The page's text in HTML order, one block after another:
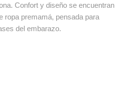
Confort y diseño se encuentran
ropa premamá, pensada para
del embarazo.